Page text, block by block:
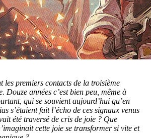
les premiers contacts de la troisième
. Douze années c’est bien peu, même à
qui se souvient aujourd’hui qu’en
s’étaient fait l’écho de ces signaux venus
été traversé de cris de joie ? Que
cette joie se transformer si vite et